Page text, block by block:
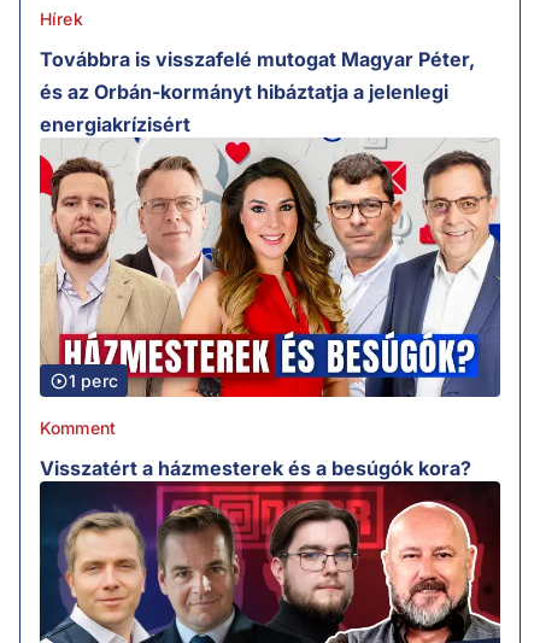
Hírek
Továbbra is visszafelé mutogat Magyar Péter,
és az Orbán-kormányt hibáztatja a jelenlegi
energiakrízisért
1 perc
Komment
Visszatért a házmesterek és a besúgók kora?